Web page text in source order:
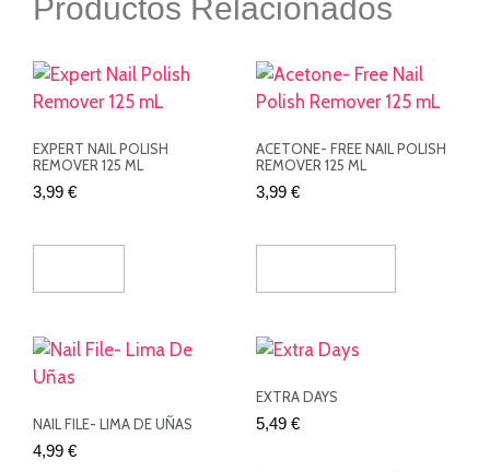
Productos Relacionados
EXPERT NAIL POLISH
REMOVER 125 ML
3,99 €
ACETONE- FREE NAIL POLISH
REMOVER 125 ML
3,99 €
NAIL FILE- LIMA DE UÑAS
4,99 €
EXTRA DAYS
5,49 €